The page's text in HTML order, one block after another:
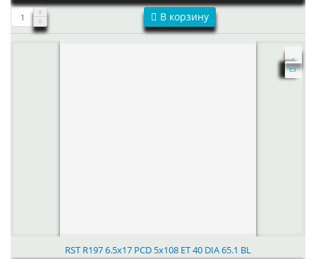
В корзину
RST R197 6.5x17 PCD 5x108 ET 40 DIA 65.1 BL